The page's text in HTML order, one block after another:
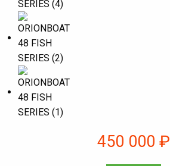
450 000 ₽